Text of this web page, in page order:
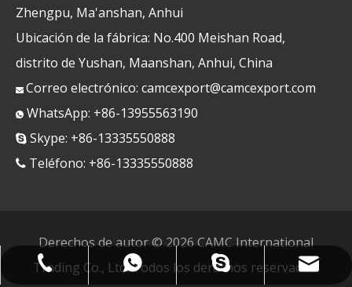
+86-13335550888
+8613955563190
+8613335550888
camcexport@camcexport.com
Zhengpu, Ma'anshan, Anhui
Ubicación de la fábrica: No.400 Meishan Road,
distrito de Yushan, Maanshan, Anhui, China
 Correo electrónico: camcexport@camcexport.com
 WhatsApp: +86-13955563190
 Skype: +86-13335550888
 Teléfono: +86-13335550888
Derechos de autor © 2026CAMC International
Trading Co., Ltd. Todos los derechos reservados.